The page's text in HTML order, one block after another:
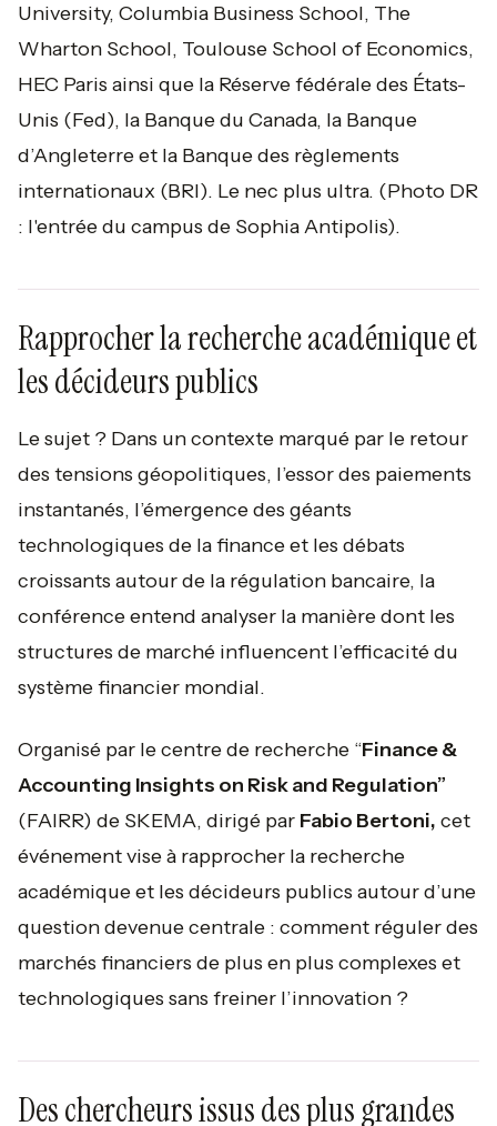
University, Columbia Business School, The
Wharton School, Toulouse School of Economics,
HEC Paris ainsi que la Réserve fédérale des États-
Unis (Fed), la Banque du Canada, la Banque
d’Angleterre et la Banque des règlements
internationaux (BRI). Le nec plus ultra. (Photo DR
: l'entrée du campus de Sophia Antipolis).
Rapprocher la recherche académique et
les décideurs publics
Le sujet ? Dans un contexte marqué par le retour
des tensions géopolitiques, l’essor des paiements
instantanés, l’émergence des géants
technologiques de la finance et les débats
croissants autour de la régulation bancaire, la
conférence entend analyser la manière dont les
structures de marché influencent l’efficacité du
système financier mondial.
Organisé par le centre de recherche “Finance &
Accounting Insights on Risk and Regulation”
(FAIRR) de SKEMA, dirigé par Fabio Bertoni, cet
événement vise à rapprocher la recherche
académique et les décideurs publics autour d’une
question devenue centrale : comment réguler des
marchés financiers de plus en plus complexes et
technologiques sans freiner l’innovation ?
Des chercheurs issus des plus grandes